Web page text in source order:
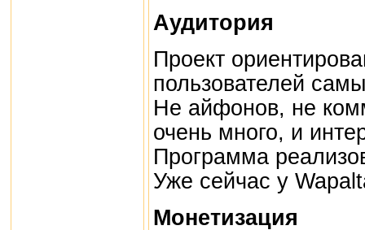
Аудитория
Проект
пользователей
Не айфонов, не
очень много, и
Программа
Уже сейчас у
Монетизация